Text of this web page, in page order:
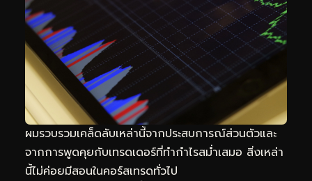
ผมรวบรวมเคล็ดลับเหล่านี้จากประสบการณ์ส่วนตัวและ
จากการพูดคุยกับเทรดเดอร์ที่ทำกำไรสม่ำเสมอ สิ่งเหล่า
นี้ไม่ค่อยมีสอนในคอร์สเทรดทั่วไป